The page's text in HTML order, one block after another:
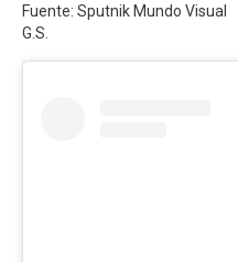
Fuente: Sputnik Mundo Visual
G.S.